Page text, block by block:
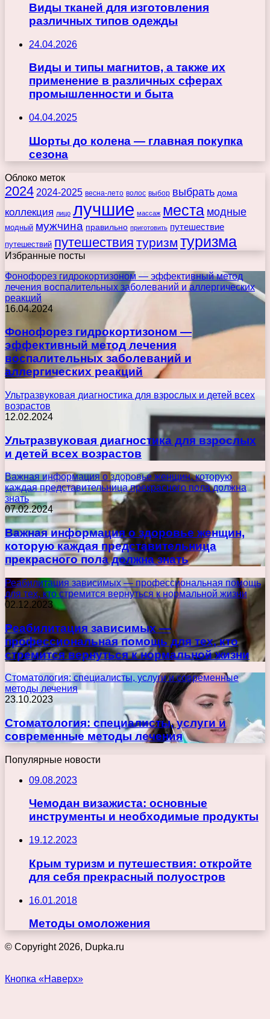
Виды тканей для изготовления
различных типов одежды
24.04.2026
Виды и типы магнитов, а также их
применение в различных сферах
промышленности и быта
04.04.2025
Шорты до колена — главная покупка
сезона
Облоко меток
2024 2024-2025 весна-лето волос выбор выбрать дома
коллекция лицо лучшие массаж места модные
модный мужчина правильно приготовить путешествие
путешествий путешествия туризм туризма
Избранные посты
Фонофорез гидрокортизоном — эффективный метод
лечения воспалительных заболеваний и аллергических
реакций
16.04.2024
Фонофорез гидрокортизоном —
эффективный метод лечения
воспалительных заболеваний и
аллергических реакций
Ультразвуковая диагностика для взрослых и детей всех
возрастов
12.02.2024
Ультразвуковая диагностика для взрослых
и детей всех возрастов
Важная информация о здоровье женщин, которую
каждая представительница прекрасного пола должна
знать
07.02.2024
Важная информация о здоровье женщин,
которую каждая представительница
прекрасного пола должна знать
Реабилитация зависимых — профессиональная помощь
для тех, кто стремится вернуться к нормальной жизни
02.12.2023
Реабилитация зависимых —
профессиональная помощь для тех, кто
стремится вернуться к нормальной жизни
Стоматология: специалисты, услуги и современные
методы лечения
23.10.2023
Стоматология: специалисты, услуги и
современные методы лечения
Популярные новости
09.08.2023
Чемодан визажиста: основные
инструменты и необходимые продукты
19.12.2023
Крым туризм и путешествия: откройте
для себя прекрасный полуостров
16.01.2018
Методы омоложения
© Copyright 2026, Dupka.ru
Кнопка «Наверх»